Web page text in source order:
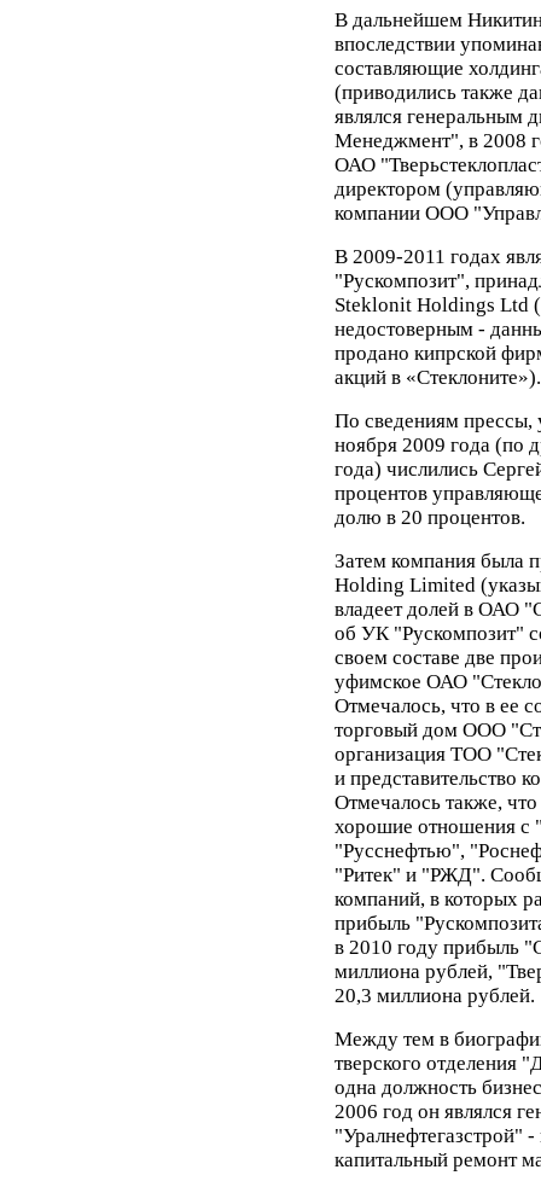
В дальнейшем
впоследствии
составляющие
(приводились также
являлся генеральным
Менеджмент", в 2008
ОАО
директором
компании ООО
В 2009-2011 годах
"Рускомпозит",
Steklonit Holdings Ltd
недостоверным -
продано кипрской
акций в
По сведениям прессы,
ноября 2009 года (по
года) числились
процентов
долю в 20 процентов.
Затем компания была
Holding Limited
владеет долей в ОАО
об УК "Рускомпозит"
своем составе две
уфимское ОАО
Отмечалось, что в ее
торговый дом ООО
организация ТОО
и представительство
Отмечалось также,
хорошие отношения с
"Русснефтью",
"Ритек" и "РЖД".
компаний, в которых
прибыль
в 2010 году прибыль
миллиона рублей,
20,3 миллиона рублей.
Между тем в
тверского отделения
одна должность
2006 год он являлся
"Уралнефтегазстрой"
капитальный ремонт